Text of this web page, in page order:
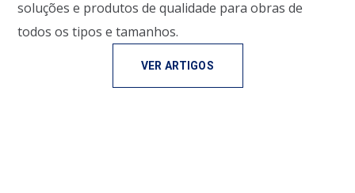
soluções e produtos de qualidade para obras de
todos os tipos e tamanhos.
VER ARTIGOS